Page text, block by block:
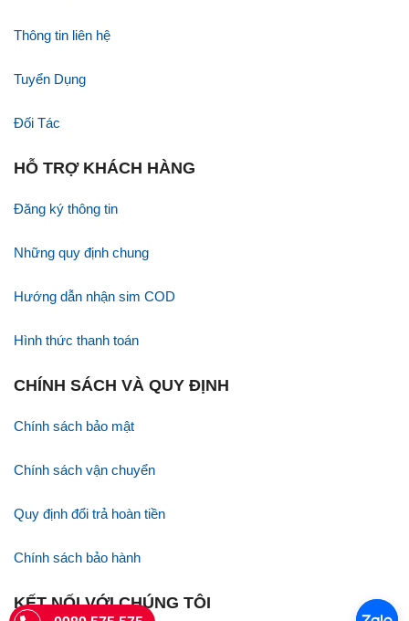
Thông tin liên hệ
Tuyển Dụng
Đối Tác
HỖ TRỢ KHÁCH HÀNG
Đăng ký thông tin
Những quy định chung
Hướng dẫn nhận sim COD
Hình thức thanh toán
CHÍNH SÁCH VÀ QUY ĐỊNH
Chính sách bảo mật
Chính sách vận chuyển
Quy định đổi trả hoàn tiền
Chính sách bảo hành
KẾT NỐI VỚI CHÚNG TÔI